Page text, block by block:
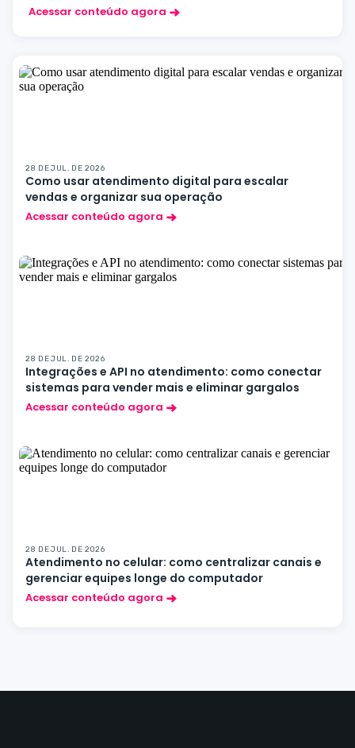
Acessar conteúdo agora
28 DE JUL. DE 2026
Como usar atendimento digital para escalar
vendas e organizar sua operação
Acessar conteúdo agora
28 DE JUL. DE 2026
Integrações e API no atendimento: como conectar
sistemas para vender mais e eliminar gargalos
Acessar conteúdo agora
28 DE JUL. DE 2026
Atendimento no celular: como centralizar canais e
gerenciar equipes longe do computador
Acessar conteúdo agora